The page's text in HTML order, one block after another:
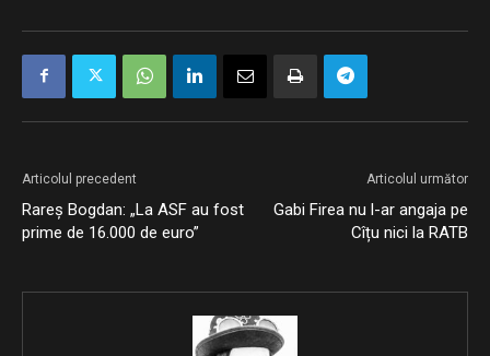
Articolul precedent
Rareș Bogdan: „La ASF au fost
prime de 16.000 de euro”
Articolul următor
Gabi Firea nu l-ar angaja pe
Cîțu nici la RATB